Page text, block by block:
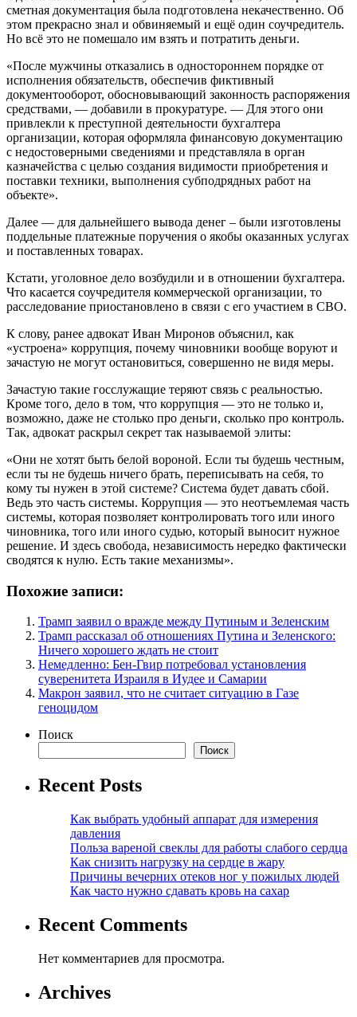
сметная документация была подготовлена некачественно. Об
этом прекрасно знал и обвиняемый и ещё один соучредитель.
Но всё это не помешало им взять и потратить деньги.
«После мужчины отказались в одностороннем порядке от
исполнения обязательств, обеспечив фиктивный
документооборот, обосновывающий законность распоряжения
средствами, — добавили в прокуратуре. — Для этого они
привлекли к преступной деятельности бухгалтера
организации, которая оформляла финансовую документацию
с недостоверными сведениями и представляла в орган
казначейства с целью создания видимости приобретения и
поставки техники, выполнения субподрядных работ на
объекте».
Далее — для дальнейшего вывода денег – были изготовлены
поддельные платежные поручения о якобы оказанных услугах
и поставленных товарах.
Кстати, уголовное дело возбудили и в отношении бухгалтера.
Что касается соучредителя коммерческой организации, то
расследование приостановлено в связи с его участием в СВО.
К слову, ранее адвокат Иван Миронов объяснил, как
«устроена» коррупция, почему чиновники вообще воруют и
зачастую не могут остановиться, совершенно не видя меры.
Зачастую такие госслужащие теряют связь с реальностью.
Кроме того, дело в том, что коррупция — это не только и,
возможно, даже не столько про деньги, сколько про контроль.
Так, адвокат раскрыл секрет так называемой элиты:
«Они не хотят быть белой вороной. Если ты будешь честным,
если ты не будешь ничего брать, переписывать на себя, то
кому ты нужен в этой системе? Система будет давать сбой.
Ведь это часть системы. Коррупция — это неотъемлемая часть
системы, которая позволяет контролировать того или иного
чиновника, того или иного судью, который выносит нужное
решение. И здесь свобода, независимость нередко фактически
сводятся к нулю. Есть такие механизмы».
Похожие записи:
Трамп заявил о вражде между Путиным и Зеленским
Трамп рассказал об отношениях Путина и Зеленского:
Ничего хорошего ждать не стоит
Немедленно: Бен-Гвир потребовал установления
суверенитета Израиля в Иудее и Самарии
Макрон заявил, что не считает ситуацию в Газе
геноцидом
Поиск
Поиск
Recent Posts
Как выбрать удобный аппарат для измерения
давления
Польза вареной свеклы для работы слабого сердца
Как снизить нагрузку на сердце в жару
Причины вечерних отеков ног у пожилых людей
Как часто нужно сдавать кровь на сахар
Recent Comments
Нет комментариев для просмотра.
Archives